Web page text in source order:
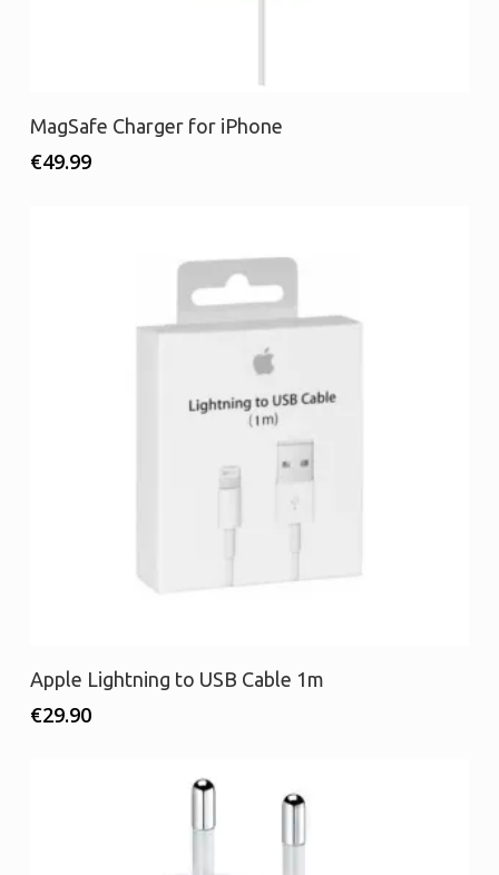
Προσθήκη στο καλάθι
MagSafe Charger for iPhone
€49.99
Προσθήκη στο καλάθι
Apple Lightning to USB Cable 1m
€29.90